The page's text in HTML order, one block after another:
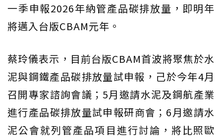
一季申報2026年納管產品碳排放量，即明年
將邁入台版CBAM元年。
蔡玲儀表示，目前台版CBAM首波將聚焦於水
泥與鋼鐵產品碳排放量試申報，己於今年4月
召開專家諮詢會議；5月邀請水泥及鋼航產業
進行產品碳排放量試申報研商會；6月邀請水
泥公會就列管產品項目進行討論，將比照歐